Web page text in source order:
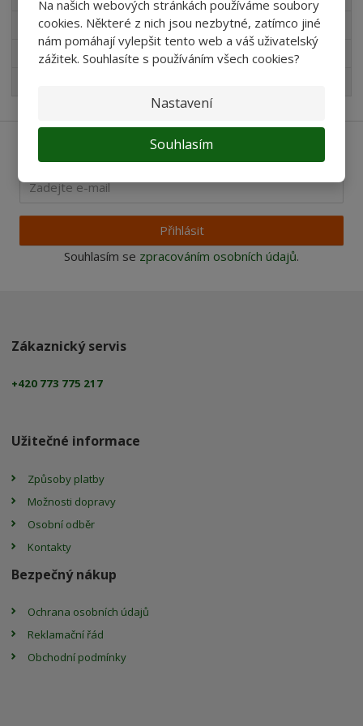
Na našich webových stránkách používáme soubory
cookies. Některé z nich jsou nezbytné, zatímco jiné
nám pomáhají vylepšit tento web a váš uživatelský
zážitek. Souhlasíte s používáním všech cookies?
Nastavení
Souhlasím
Produkty pro akvaristy
Pro děti
Přihlásit
Souhlasím se zpracováním osobních údajů.
Zákaznický servis
+420 773 775 217
Užitečné informace
Způsoby platby
Možnosti dopravy
Osobní odběr
Kontakty
Bezpečný nákup
Ochrana osobních údajů
Reklamační řád
Obchodní podmínky